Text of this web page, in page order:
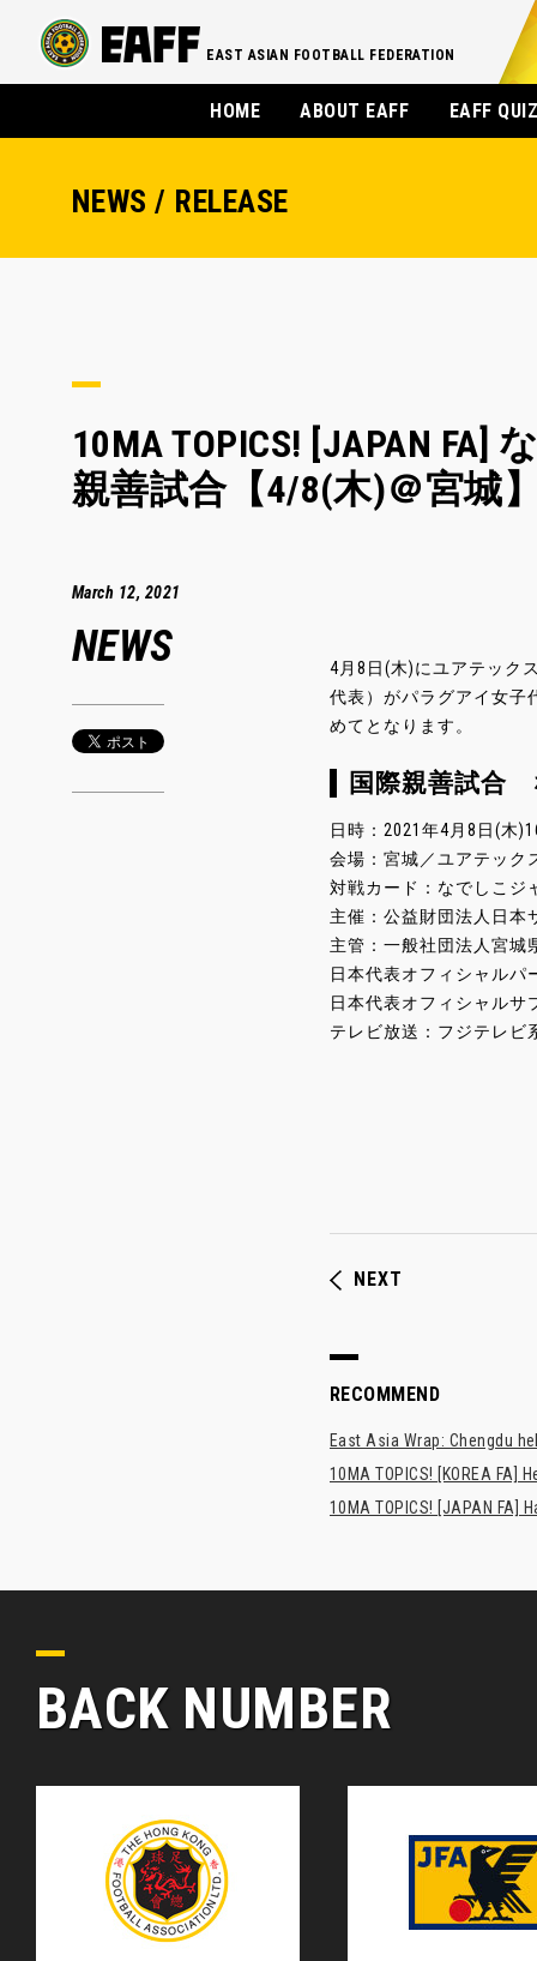
EAST ASIAN FOOTBALL FEDERATION
HOME ABOUT EAFF EAFF
NEWS / RELEASE
10MA TOPICS! [JAPAN
親善試合【4/8(木)＠宮城
March 12, 2021
NEWS
4月8日(木)にユアテック
代表）がパラグアイ女子
めてとなります。
国際親善試合
日時：2021年4月8日(木
会場：宮城／ユアテック
対戦カード：なでしこジ
主催：公益財団法人日本
主管：一般社団法人宮城
日本代表オフィシャルパ
日本代表オフィシャルサ
テレビ放送：フジテレビ
NEXT
RECOMMEND
East Asia Wrap: Chengdu
10MA TOPICS! [KOREA FA]
10MA TOPICS! [JAPAN
BACK NUMBER